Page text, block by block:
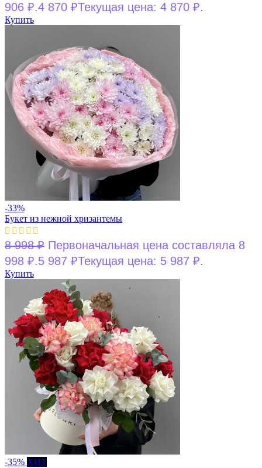
906 ₽.4 870 ₽Текущая цена: 4 870 ₽.
Купить
-33%
Букет из нежной хризантемы
8 998₽ Первоначальная цена составляла 8
998 ₽.5 987 ₽Текущая цена: 5 987 ₽.
Купить
-35% ХИТ